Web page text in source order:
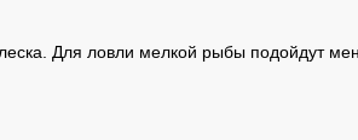
Для ловли мелкой рыбы подойдут